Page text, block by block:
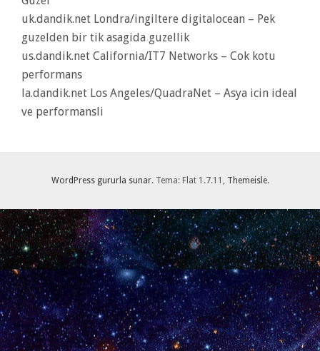
uk.dandik.net Londra/ingiltere digitalocean – Pek
guzelden bir tik asagida guzellik
us.dandik.net California/IT7 Networks – Cok kotu
performans
la.dandik.net Los Angeles/QuadraNet – Asya icin ideal
ve performansli
WordPress gururla sunar. Tema: Flat 1.7.11, Themeisle.